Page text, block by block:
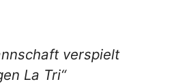
verspielt
La Tri“